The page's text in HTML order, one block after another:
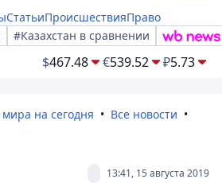
СтатьиПроисшествияПраво
#Казахстан в сравнении
$467.48 €539.52 ₽5.73
на сегодня
Все новости
13:41, 15 августа 2019